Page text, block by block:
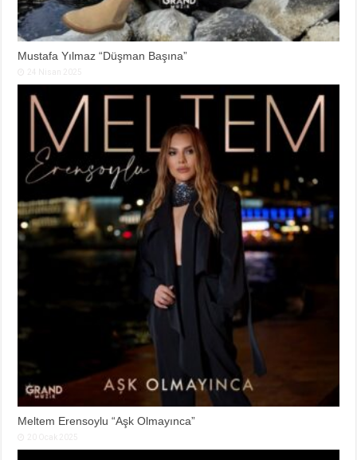
Mustafa Yılmaz “Düşman Başına”
Meltem Erensoylu “Aşk Olmayınca”